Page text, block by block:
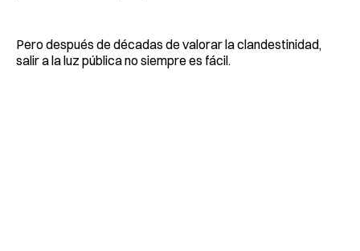
Pero después de décadas de valorar la clandestinidad,
salir a la luz pública no siempre es fácil.